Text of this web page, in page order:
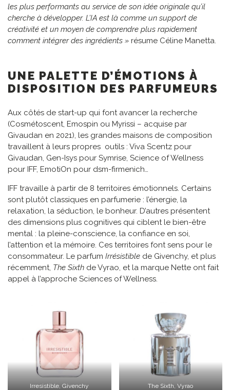
les plus performants au service de son idée originale qu’il
cherche à développer. L’IA est là comme un support de
créativité et un moyen de comprendre plus rapidement
comment intégrer des ingrédients » résume Céline Manetta.
UNE PALETTE D’ÉMOTIONS À
DISPOSITION DES PARFUMEURS
Aux côtés de start-up qui font avancer la recherche
(Cosmétoscent, Emospin ou Myrissi – acquise par
Givaudan en 2021), les grandes maisons de composition
travaillent à leurs propres outils : Viva Scentz pour
Givaudan, Gen-Isys pour Symrise, Science of Wellness
pour IFF, EmotiOn pour dsm-firmenich…
IFF travaille à partir de 8 territoires émotionnels. Certains
sont plutôt classiques en parfumerie : l’énergie, la
relaxation, la séduction, le bonheur. D’autres présentent
des dimensions plus cognitives qui ciblent le bien-être
mental : la pleine-conscience, la confiance en soi,
l’attention et la mémoire. Ces territoires font sens pour le
consommateur. Le parfum Irrésistible de Givenchy, et plus
récemment, The Sixth de Vyrao, et la marque Nette ont fait
appel à l’approche Sciences of Wellness.
Irresistible, Givenchy The Sixth, Vyrao